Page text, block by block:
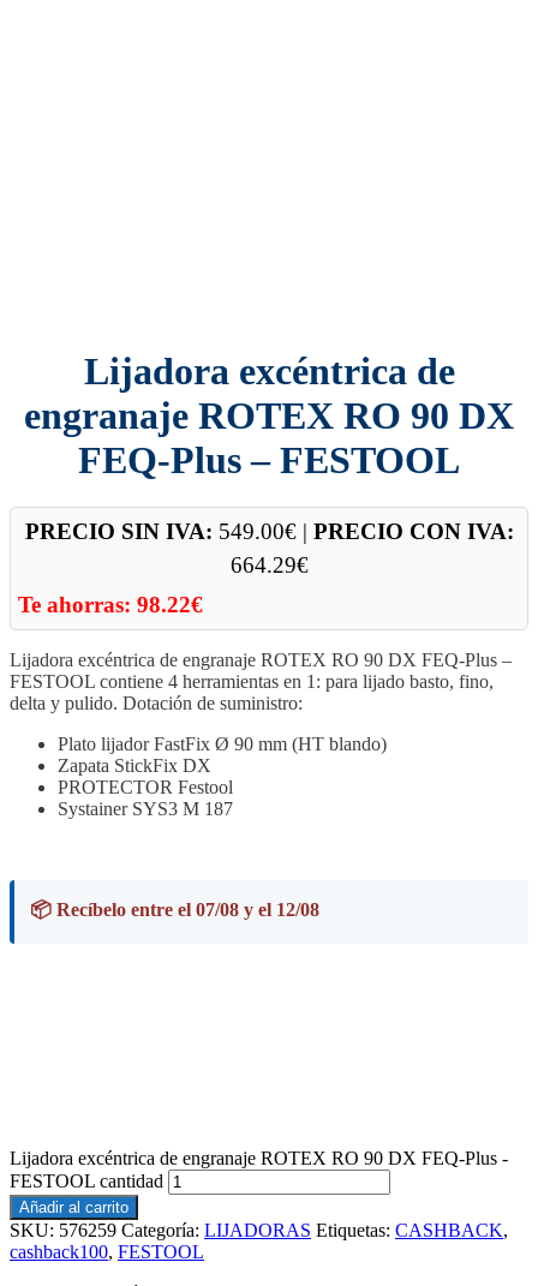
Lijadora excéntrica de
engranaje ROTEX RO 90 DX
FEQ-Plus – FESTOOL
PRECIO SIN IVA: 549.00€ | PRECIO CON IVA:
664.29€
Te ahorras: 98.22€
Lijadora excéntrica de engranaje ROTEX RO 90 DX FEQ-Plus –
FESTOOL contiene 4 herramientas en 1: para lijado basto, fino,
delta y pulido. Dotación de suministro:
Plato lijador FastFix Ø 90 mm (HT blando)
Zapata StickFix DX
PROTECTOR Festool
Systainer SYS3 M 187
📦 Recíbelo entre el 07/08 y el 12/08
Lijadora excéntrica de engranaje ROTEX RO 90 DX FEQ-Plus -
FESTOOL cantidad
Añadir al carrito
SKU: 576259 Categoría: LIJADORAS Etiquetas: CASHBACK,
cashback100, FESTOOL